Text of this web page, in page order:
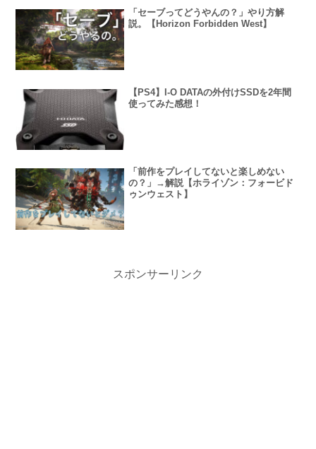
「セーブってどうやんの？」やり方解
説。【Horizon Forbidden West】
【PS4】I-O DATAの外付けSSDを2年間
使ってみた感想！
「前作をプレイしてないと楽しめない
の？」→解説【ホライゾン：フォービド
ゥンウェスト】
スポンサーリンク